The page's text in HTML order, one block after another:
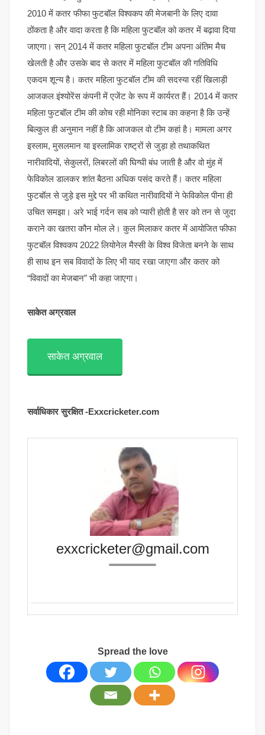
2010 में कतर फीफा फुटबॉल विश्वकप की मेजबानी के लिए दावा
ठोंकता है और वादा करता है कि महिला फुटबॉल को कतर में बढ़ावा दिया
जाएगा। सन् 2014 में कतर महिला फुटबॉल टीम अपना अंतिम मैच
खेलती है और उसके बाद से कतर में महिला फुटबॉल की गतिविधि
एकदम शून्य है। कतर महिला फुटबॉल टीम की सदस्या रहीं खिलाड़ी
आजकल इंश्योरेंस कंपनी में एजेंट के रूप में कार्यरत हैं। 2014 में कतर
महिला फुटबॉल टीम की कोच रही मोनिका स्टाब का कहना है कि उन्हें
बिल्कुल ही अनुमान नहीं है कि आजकल वो टीम कहां है। मामला अगर
इस्लाम, मुसलमान या इस्लामिक राष्ट्रों से जुड़ा हो तथाकथित
नारीवादियों, सेकुलरों, लिबरलों की घिग्घी बंध जाती है और वो मुंह में
फेविकोल डालकर शांत बैठना अधिक पसंद करते हैं। कतर महिला
फुटबॉल से जुड़े इस मुद्दे पर भी कथित नारीवादियों ने फेविकोल पीना ही
उचित समझा। अरे भाई गर्दन सब को प्यारी होती है सर को तन से जुदा
कराने का खतरा कौन मोल ले। कुल मिलाकर कतर में आयोजित फीफा
फुटबॉल विश्वकप 2022 लियोनेल मैस्सी के विश्व विजेता बनने के साथ
ही साथ इन सब विवादों के लिए भी याद रखा जाएगा और कतर को
“विवादों का मेजबान” भी कहा जाएगा।
साकेत अग्रवाल
साकेत अग्रवाल
सर्वाधिकार सुरक्षित -Exxcricketer.com
exxcricketer@gmail.com
Spread the love